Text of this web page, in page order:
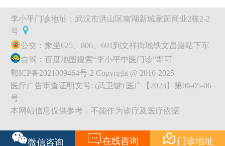
李小平门诊地址：武汉市洪山区南湖新城家园商业2栋2-2
号
公交：乘坐625、806、691到文祥街地铁文昌路站下车
自驾：百度地图搜索“李小平中医门诊”即可
鄂ICP备2021009464号-2 Copyright @ 2010-2025
医疗广告审查证明文号: (武卫键) 医广【2023】第06-05-06
号
本网站信息仅供参考，不能作为诊疗及医疗依据
微信咨询 在线咨询  门诊地址